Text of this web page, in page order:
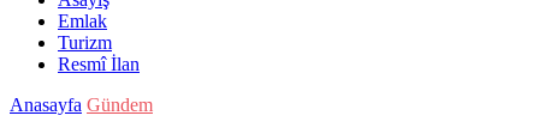
Emlak
Turizm
Resmî İlan
Anasayfa Gündem